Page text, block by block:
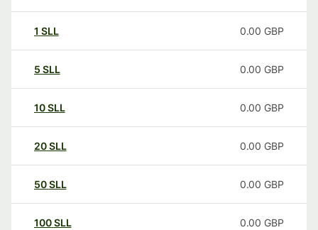
1 SLL 0.00 GBP
5 SLL 0.00 GBP
10SLL 0.00 GBP
20SLL 0.00 GBP
50SLL 0.00 GBP
100SLL 0.00 GBP